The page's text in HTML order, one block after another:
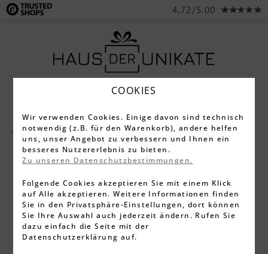
4.72/5.00
Alle Produkte Glasfoto 3D
COOKIES
Wir verwenden Cookies. Einige davon sind technisch
notwendig (z.B. für den Warenkorb), andere helfen
uns, unser Angebot zu verbessern und Ihnen ein
besseres Nutzererlebnis zu bieten.
Zu unseren Datenschutzbestimmungen.
Folgende Cookies akzeptieren Sie mit einem Klick
auf Alle akzeptieren. Weitere Informationen finden
Sie in den Privatsphäre-Einstellungen, dort können
Sie Ihre Auswahl auch jederzeit ändern. Rufen Sie
dazu einfach die Seite mit der
Datenschutzerklärung auf.